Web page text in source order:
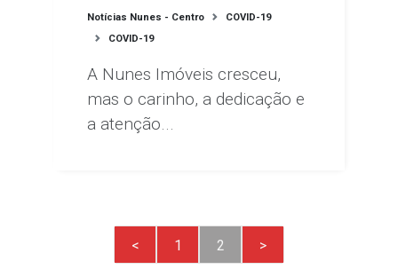
Notícias Nunes - Centro
COVID-19
COVID-19
A Nunes Imóveis cresceu,
mas o carinho, a dedicação e
a atenção...
< 1 2 >